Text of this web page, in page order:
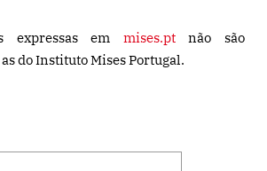
expressas em mises.ptnão são
do Instituto Mises Portugal.